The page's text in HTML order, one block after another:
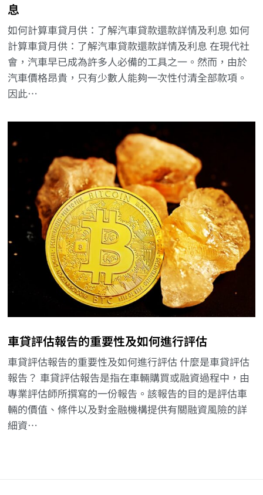
息
如何計算車貸月供：了解汽車貸款還款詳情及利息 如何
計算車貸月供：了解汽車貸款還款詳情及利息 在現代社
會，汽車早已成為許多人必備的工具之一。然而，由於
汽車價格昂貴，只有少數人能夠一次性付清全部款項。
因此…
車貸評估報告的重要性及如何進行評估
車貸評估報告的重要性及如何進行評估 什麼是車貸評估
報告？ 車貸評估報告是指在車輛購買或融資過程中，由
專業評估師所撰寫的一份報告。該報告的目的是評估車
輛的價值、條件以及對金融機構提供有關融資風險的詳
細資…